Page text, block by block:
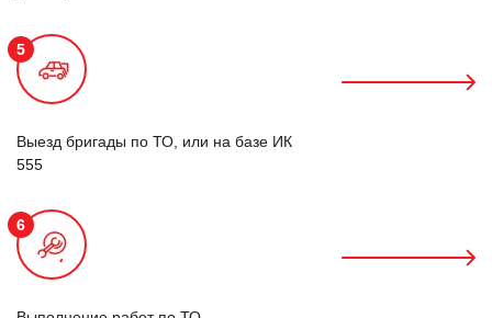
5
Выезд бригады по ТО, или на базе ИК
555
6